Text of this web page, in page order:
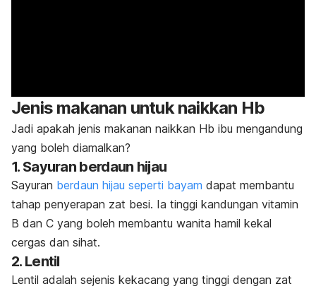
Jenis makanan untuk naikkan Hb
Jadi apakah jenis makanan naikkan Hb ibu mengandung
yang boleh diamalkan?
1. Sayuran berdaun hijau
Sayuran berdaun hijau seperti bayam dapat membantu
tahap penyerapan zat besi. Ia tinggi kandungan vitamin
B dan C yang boleh membantu wanita hamil kekal
cergas dan sihat.
2. Lentil
Lentil adalah sejenis kekacang yang tinggi dengan zat